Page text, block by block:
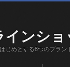
ンショ
じめとする6つのブラン